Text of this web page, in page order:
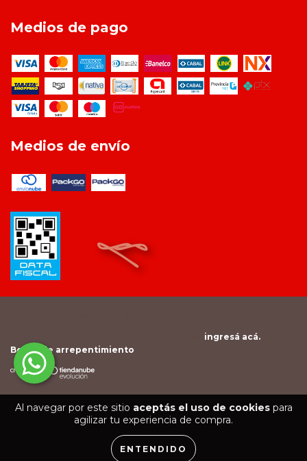
Al navegar por este sitio aceptás el uso de cookiespara
agilizar tu experiencia de compra.
ENTENDIDO
Medios de pago
Medios de envío
ingresá acá.
Botón de arrepentimiento